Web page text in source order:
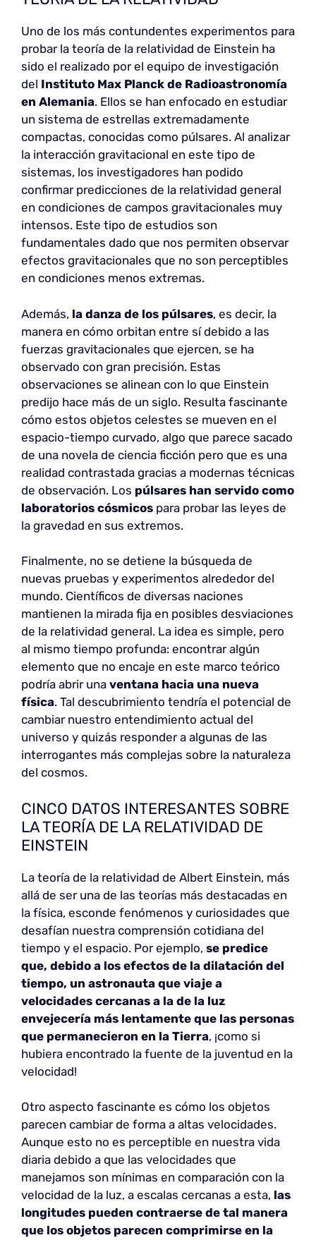
Uno de los más contundentes experimentos para
probar la teoría de la relatividad de Einstein ha
sido el realizado por el equipo de investigación
del Instituto Max Planck de Radioastronomía
en Alemania. Ellos se han enfocado en estudiar
un sistema de estrellas extremadamente
compactas, conocidas como púlsares. Al analizar
la interacción gravitacional en este tipo de
sistemas, los investigadores han podido
confirmar predicciones de la relatividad general
en condiciones de campos gravitacionales muy
intensos. Este tipo de estudios son
fundamentales dado que nos permiten observar
efectos gravitacionales que no son perceptibles
en condiciones menos extremas.
Además, la danza de los púlsares, es decir, la
manera en cómo orbitan entre sí debido a las
fuerzas gravitacionales que ejercen, se ha
observado con gran precisión. Estas
observaciones se alinean con lo que Einstein
predijo hace más de un siglo. Resulta fascinante
cómo estos objetos celestes se mueven en el
espacio-tiempo curvado, algo que parece sacado
de una novela de ciencia ficción pero que es una
realidad contrastada gracias a modernas técnicas
de observación. Los púlsares han servido como
laboratorios cósmicos para probar las leyes de
la gravedad en sus extremos.
Finalmente, no se detiene la búsqueda de
nuevas pruebas y experimentos alrededor del
mundo. Científicos de diversas naciones
mantienen la mirada fija en posibles desviaciones
de la relatividad general. La idea es simple, pero
al mismo tiempo profunda: encontrar algún
elemento que no encaje en este marco teórico
podría abrir una ventana hacia una nueva
física. Tal descubrimiento tendría el potencial de
cambiar nuestro entendimiento actual del
universo y quizás responder a algunas de las
interrogantes más complejas sobre la naturaleza
del cosmos.
CINCO DATOS INTERESANTES SOBRE
LA TEORÍA DE LA RELATIVIDAD DE
EINSTEIN
La teoría de la relatividad de Albert Einstein, más
allá de ser una de las teorías más destacadas en
la física, esconde fenómenos y curiosidades que
desafían nuestra comprensión cotidiana del
tiempo y el espacio. Por ejemplo, se predice
que, debido a los efectos de la dilatación del
tiempo, un astronauta que viaje a
velocidades cercanas a la de la luz
envejecería más lentamente que las personas
que permanecieron en la Tierra, ¡como si
hubiera encontrado la fuente de la juventud en la
velocidad!
Otro aspecto fascinante es cómo los objetos
parecen cambiar de forma a altas velocidades.
Aunque esto no es perceptible en nuestra vida
diaria debido a que las velocidades que
manejamos son mínimas en comparación con la
velocidad de la luz, a escalas cercanas a esta, las
longitudes pueden contraerse de tal manera
que los objetos parecen comprimirse en la